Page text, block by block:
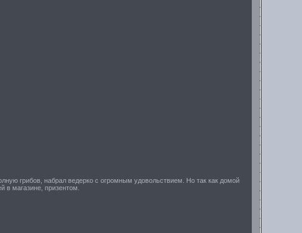
грибов, набрал ведерко с огромным удовольствием. Но так как домой
в магазине, призентом.